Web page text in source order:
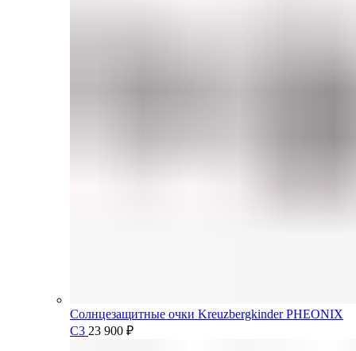
Солнцезащитные очки Kreuzbergkinder PHEONIX
C3 23 900 ₽